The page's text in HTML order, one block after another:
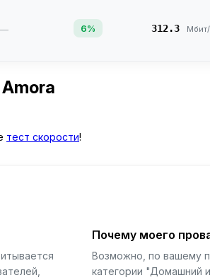
— 6% 312.3
Amora
тест скорости!
Почему моего
Возможно, по вашему
категории "Домашний